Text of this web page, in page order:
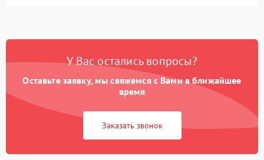
У Вас остались вопросы?
Оставьте заявку, мы свяжемся с Вами в ближайшее
время
Заказать звонок